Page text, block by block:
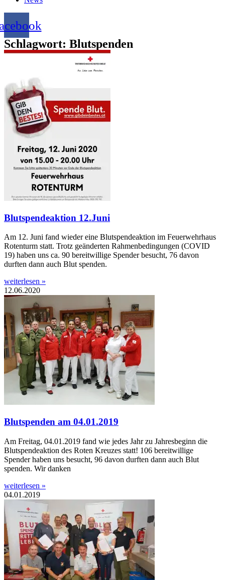
Schlagwort: Blutspenden
Blutspendeaktion 12.Juni
Am 12. Juni fand wieder eine Blutspendeaktion im Feuerwehrhaus
Rotenturm statt. Trotz geänderten Rahmenbedingungen (COVID
19) haben uns ca. 90 bereitwillige Spender besucht, 76 davon
durften dann auch Blut spenden.
weiterlesen »
12.06.2020
Blutspenden am 04.01.2019
Am Freitag, 04.01.2019 fand wie jedes Jahr zu Jahresbeginn die
Blutspendeaktion des Roten Kreuzes statt! 106 bereitwillige
Spender haben uns besucht, 96 davon durften dann auch Blut
spenden. Wir danken
weiterlesen »
04.01.2019